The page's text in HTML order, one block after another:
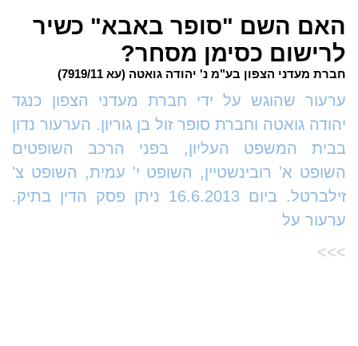
האם השם "סופר באבא" כשיר
לרישום כסימן מסחר?
חברת מעדני הצפון בע"מ נ' יהודה גואטה (עא 7919/11)
ערעור שהוגש על ידי חברת מעדני הצפון כנגד
יהודה גואטה וחברת סופר זול בן גוריון. הערעור נדון
בבית המשפט העליון, בפני הרכב השופטים
השופט א' רובינשטיין, השופט י' עמית, השופט צ'
זילברטל. ביום 16.6.2013 ניתן פסק הדין בתיק.
ערעור על
>>>